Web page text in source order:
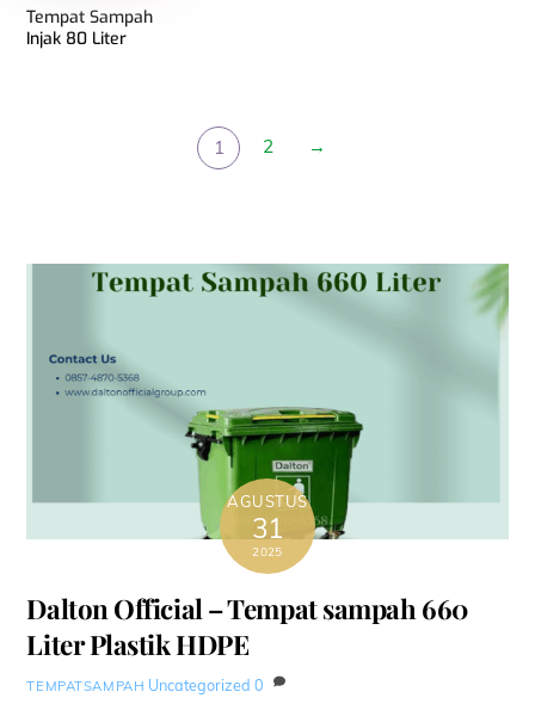
Tempat Sampah
Injak 80 Liter
1 2 →
AGUSTUS
31
2025
Dalton Official – Tempat sampah 660
Liter Plastik HDPE
TEMPATSAMPAH Uncategorized 0